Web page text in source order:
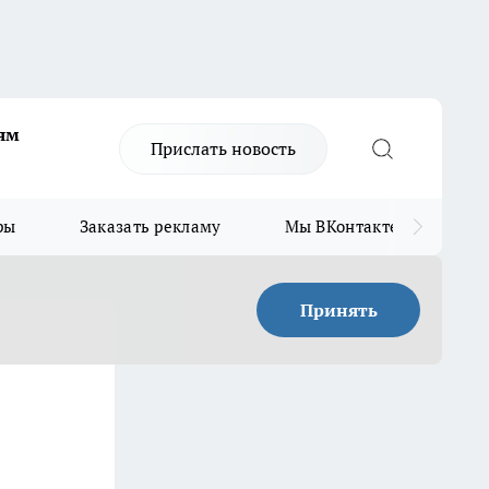
Прислать новость
Заказать рекламу Мы ВКонтакте
Принять